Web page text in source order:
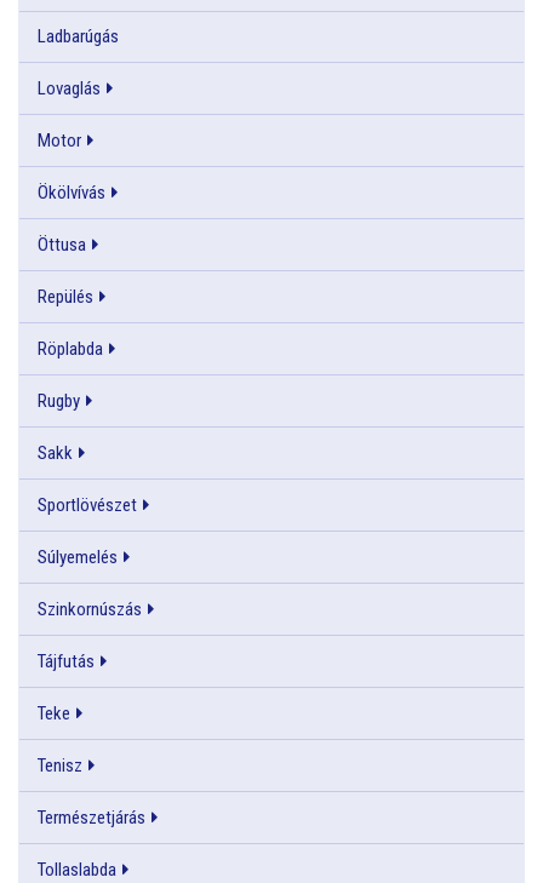
Ladbarúgás
Lovaglás
Motor
Ökölvívás
Öttusa
Repülés
Röplabda
Rugby
Sakk
Sportlövészet
Súlyemelés
Szinkornúszás
Tájfutás
Teke
Tenisz
Természetjárás
Tollaslabda